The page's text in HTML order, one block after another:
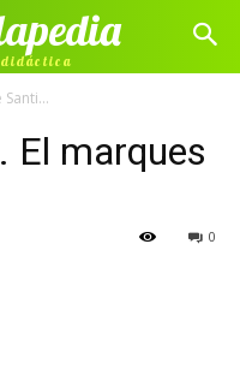
El marques
0